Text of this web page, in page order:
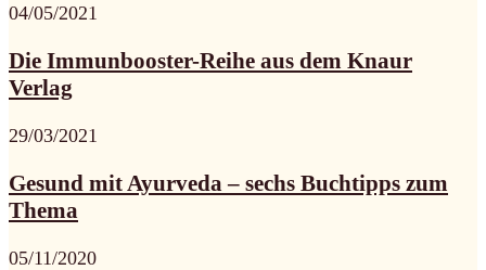
04/05/2021
Die Immunbooster-Reihe aus dem Knaur
Verlag
29/03/2021
Gesund mit Ayurveda – sechs Buchtipps zum
Thema
05/11/2020